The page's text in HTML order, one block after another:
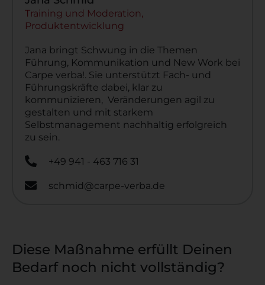
Training und Moderation,
Produktentwicklung
Jana bringt Schwung in die Themen
Führung, Kommunikation und New Work bei
Carpe verba!. Sie unterstützt Fach- und
Führungskräfte dabei, klar zu
kommunizieren, Veränderungen agil zu
gestalten und mit starkem
Selbstmanagement nachhaltig erfolgreich
zu sein.
+49 941 - 463 716 31
schmid@carpe-verba.de
Diese Maßnahme erfüllt Deinen
Bedarf noch nicht vollständig?